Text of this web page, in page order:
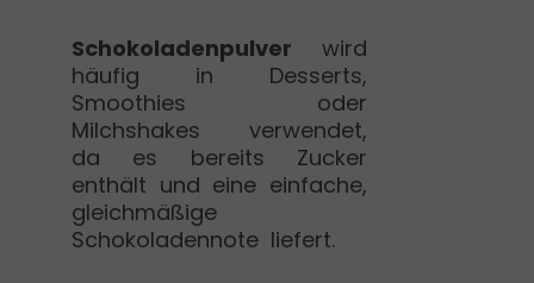
Schokoladenpulver wird
häufig in Desserts,
Smoothies oder
Milchshakes verwendet,
da es bereits Zucker
enthält und eine einfache,
gleichmäßige
Schokoladennote liefert.